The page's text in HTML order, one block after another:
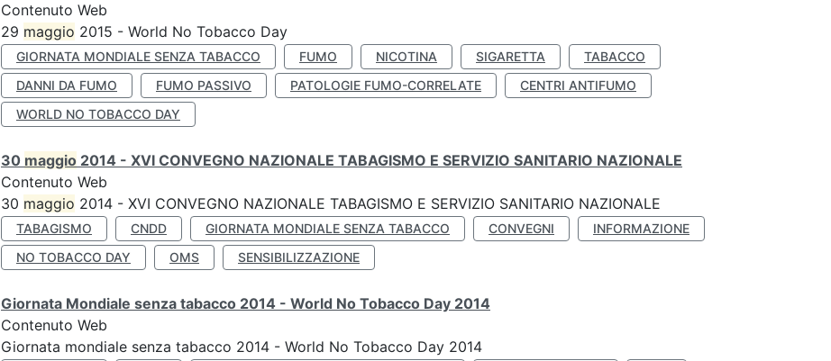
Contenuto Web
29 maggio 2015 - World No Tobacco Day
GIORNATA MONDIALE SENZA TABACCO FUMO NICOTINA SIGARETTA
TABACCO
DANNI DA FUMO
FUMO PASSIVO PATOLOGIE FUMO-CORRELATE
CENTRI ANTIFUMO
WORLD NO TOBACCO DAY
30 maggio 2014 - XVI CONVEGNO NAZIONALE TABAGISMO E SERVIZIO SANITARIO NAZIONALE
Contenuto Web
30 maggio 2014 - XVI CONVEGNO NAZIONALE TABAGISMO E SERVIZIO SANITARIO NAZIONALE
TABAGISMO CNDD GIORNATA MONDIALE SENZA TABACCO CONVEGNI
INFORMAZIONE
NO TOBACCO DAY
OMS SENSIBILIZZAZIONE
Giornata Mondiale senza tabacco 2014 - World No Tobacco Day 2014
Contenuto Web
Giornata mondiale senza tabacco 2014 - World No Tobacco Day 2014